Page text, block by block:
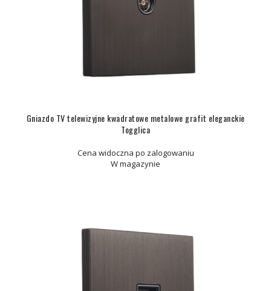
Gniazdo TV telewizyjne kwadratowe metalowe grafit eleganckie
Togglica
Cena widoczna po zalogowaniu
W magazynie